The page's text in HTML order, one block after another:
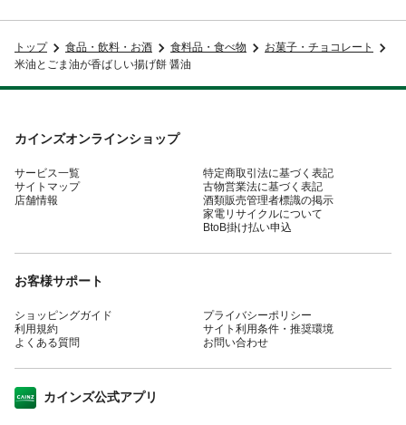
トップ 食品・飲料・お酒 食料品・食べ物
お菓子・チョコレート
米油とごま油が香ばしい揚げ餅 醤油
カインズオンラインショップ
サービス一覧
サイトマップ
店舗情報
特定商取引法に基づく表記
古物営業法に基づく表記
酒類販売管理者標識の掲示
家電リサイクルについて
BtoB掛け払い申込
お客様サポート
ショッピングガイド
利用規約
よくある質問
プライバシーポリシー
サイト利用条件・推奨環境
お問い合わせ
カインズ公式アプリ